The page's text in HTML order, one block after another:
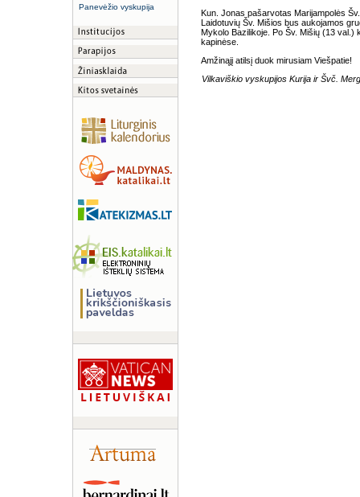
Panevėžio vyskupija
Kun. Jonas pašarvotas Marijampolės
Laidotuvių Šv. Mišios bus aukojamos
Mykolo Bazilikoje. Po Šv. Mišių (13
kapinėse.
Amžinąjį atilsį duok mirusiam Viešpatie!
Vilkaviškio vyskupijos Kurija ir Švč.